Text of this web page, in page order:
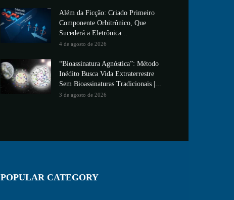
Além da Ficção: Criado Primeiro
Componente Orbitrônico, Que
Sucederá a Eletrônica...
4 de agosto de 2026
“Bioassinatura Agnóstica”: Método
Inédito Busca Vida Extraterrestre
Sem Bioassinaturas Tradicionais |...
3 de agosto de 2026
POPULAR CATEGORY